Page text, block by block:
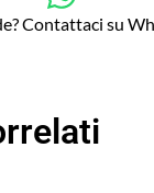
Contattaci su